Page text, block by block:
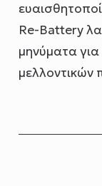
Re-Battery
μηνύματα
μελλοντικών